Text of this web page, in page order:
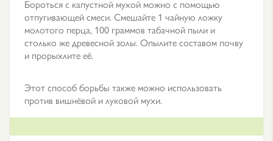
Бороться с капустной мухой можно с помощью
отпугивающей смеси. Смешайте 1 чайную ложку
молотого перца, 100 граммов табачной пыли и
столько же древесной золы. Опылите составом почву
и прорыхлите её.
Этот способ борьбы также можно использовать
против вишнёвой и луковой мухи.